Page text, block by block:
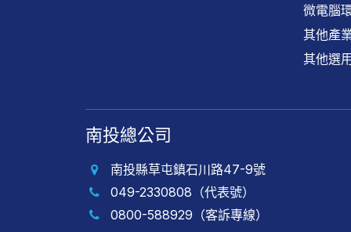
微電腦
其他產
其他選
南投總公司
南投縣草屯鎮石川路47-9號
049-2330808（代表號）
0800-588929（客訴專線）